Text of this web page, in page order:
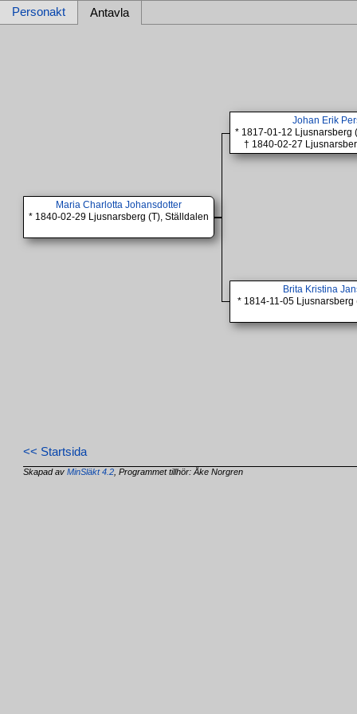
Personakt Antavla
Maria Charlotta Johansdotter
* 1840-02-29 Ljusnarsberg (T), Ställdalen
Johan Erik
* 1817-01-12 Ljusnarsberg
† 1840-02-27
Brita Kristina
* 1814-11-05 Ljusnarsberg
<< Startsida
Skapad avMinSläkt 4.2 , Programmet tillhör: Åke Norgren